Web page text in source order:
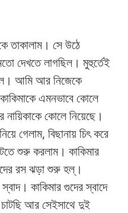
তাকালাম। সে উঠে
দেখতে লাগছিল। মুহুর্তেই
আমি আর নিজেকে
এমনভাবে কোলে
কোলে নিয়েছে।
গেলাম, বিছানায় চিৎ করে
শুরু করলাম। কাকিমার
রস ঝড়া শুরু হল্।
কাকিমার গুদের স্বাদে
আর সেইসাথে দুই